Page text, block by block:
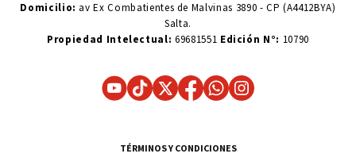
Domicilio: av Ex Combatientes de Malvinas 3890 - CP (A4412BYA)
Salta.
Propiedad Intelectual: 69681551 Edición N°: 10790
TÉRMINOS Y CONDICIONES